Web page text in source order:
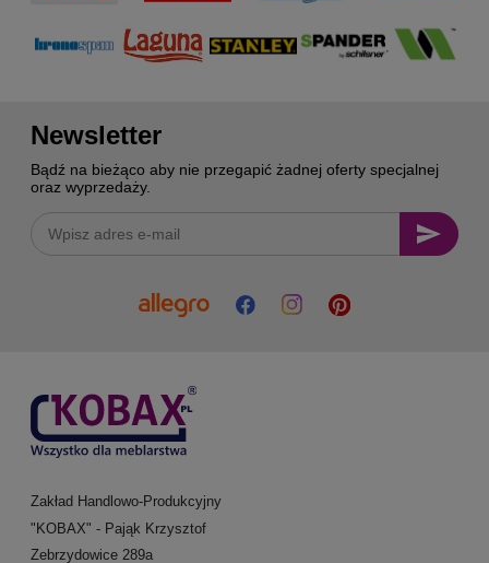
Newsletter
Bądź na bieżąco aby nie przegapić żadnej oferty specjalnej
oraz wyprzedaży.
Zakład Handlowo-Produkcyjny
"KOBAX" - Pająk Krzysztof
Zebrzydowice 289a